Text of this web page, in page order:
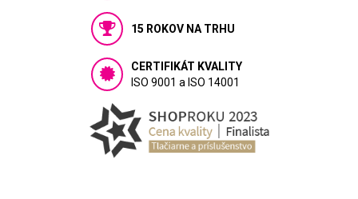
15 ROKOV NA TRHU
CERTIFIKÁT KVALITY
ISO 9001 a ISO 14001